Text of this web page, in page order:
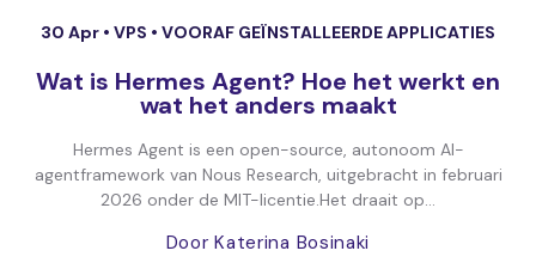
30 Apr • VPS • VOORAF GEÏNSTALLEERDE APPLICATIES
Wat is Hermes Agent? Hoe het werkt en
wat het anders maakt
Hermes Agent is een open-source, autonoom AI-
agentframework van Nous Research, uitgebracht in februari
2026 onder de MIT-licentie.Het draait op...
Door Katerina Bosinaki